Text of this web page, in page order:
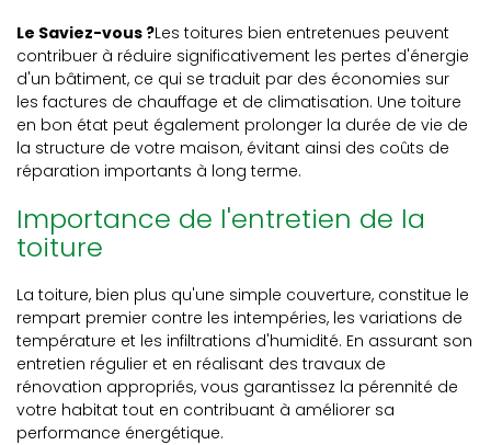
Le Saviez-vous ?Les toitures bien entretenues peuvent
contribuer à réduire significativement les pertes d'énergie
d'un bâtiment, ce qui se traduit par des économies sur
les factures de chauffage et de climatisation. Une toiture
en bon état peut également prolonger la durée de vie de
la structure de votre maison, évitant ainsi des coûts de
réparation importants à long terme.
Importance de l'entretien de la
toiture
La toiture, bien plus qu'une simple couverture, constitue le
rempart premier contre les intempéries, les variations de
température et les infiltrations d'humidité. En assurant son
entretien régulier et en réalisant des travaux de
rénovation appropriés, vous garantissez la pérennité de
votre habitat tout en contribuant à améliorer sa
performance énergétique.